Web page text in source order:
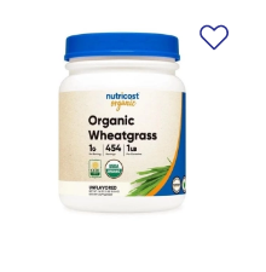
Добави в любими